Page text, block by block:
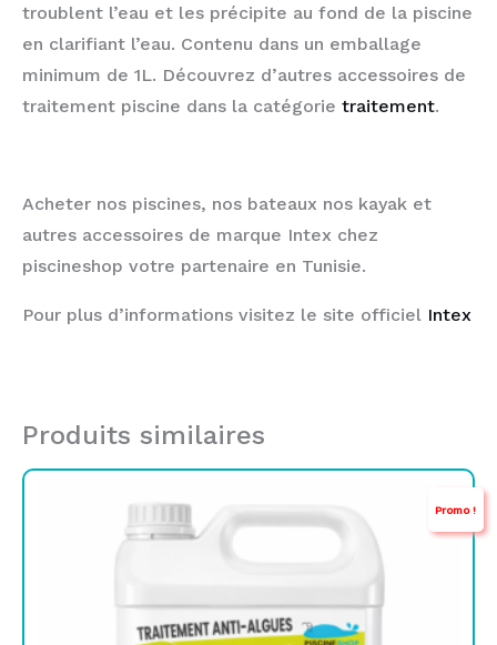
troublent l’eau et les précipite au fond de la piscine
en clarifiant l’eau. Contenu dans un emballage
minimum de 1L. Découvrez d’autres accessoires de
traitement piscine dans la catégorie traitement.
Acheter nos piscines, nos bateaux nos kayak et
autres accessoires de marque Intex chez
piscineshop votre partenaire en Tunisie.
Pour plus d’informations visitez le site officiel Intex
Produits similaires
Promo !
TND
69,000.
TND
39,900.